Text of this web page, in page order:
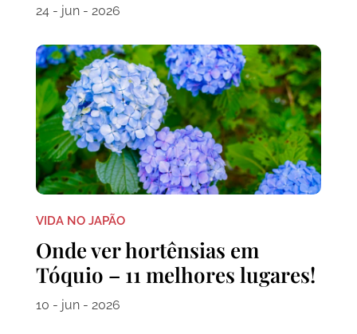
24 - jun - 2026
VIDA NO JAPÃO
Onde ver hortênsias em
Tóquio – 11 melhores lugares!
10 - jun - 2026